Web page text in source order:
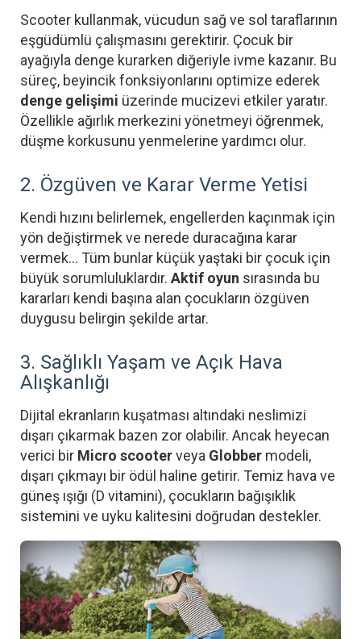
Scooter kullanmak, vücudun sağ ve sol taraflarının
eşgüdümlü çalışmasını gerektirir. Çocuk bir
ayağıyla denge kurarken diğeriyle ivme kazanır. Bu
süreç, beyincik fonksiyonlarını optimize ederek
denge gelişimi üzerinde mucizevi etkiler yaratır.
Özellikle ağırlık merkezini yönetmeyi öğrenmek,
düşme korkusunu yenmelerine yardımcı olur.
2. Özgüven ve Karar Verme Yetisi
Kendi hızını belirlemek, engellerden kaçınmak için
yön değiştirmek ve nerede duracağına karar
vermek... Tüm bunlar küçük yaştaki bir çocuk için
büyük sorumluluklardır. Aktif oyun sırasında bu
kararları kendi başına alan çocukların özgüven
duygusu belirgin şekilde artar.
3. Sağlıklı Yaşam ve Açık Hava
Alışkanlığı
Dijital ekranların kuşatması altındaki neslimizi
dışarı çıkarmak bazen zor olabilir. Ancak heyecan
verici bir Micro scooterveya Globber modeli,
dışarı çıkmayı bir ödül haline getirir. Temiz hava ve
güneş ışığı (D vitamini), çocukların bağışıklık
sistemini ve uyku kalitesini doğrudan destekler.